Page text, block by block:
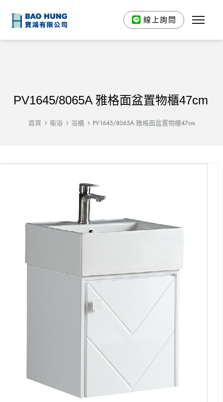
線上詢問
PV1645/8065A 雅格面盆置物櫃47cm
首頁 衛浴 浴櫃 PV1645/8065A 雅格面盆置物櫃47cm